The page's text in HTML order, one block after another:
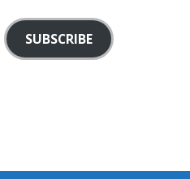
SUBSCRIBE